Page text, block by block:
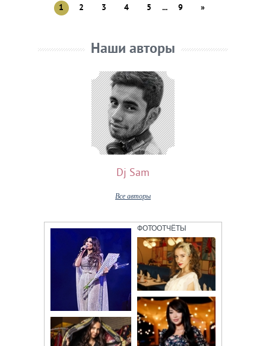
1 2 3 4 5 ... 9 »
Наши авторы
Dj Sam
Все авторы
ФОТООТЧЁТЫ